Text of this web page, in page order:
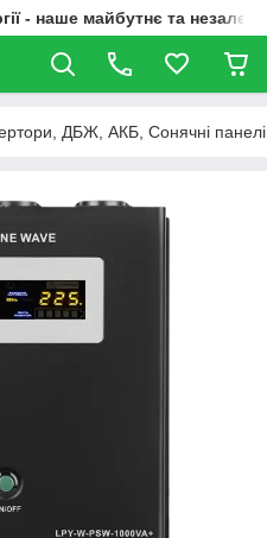
- наше майбутнє та
ДБЖ, АКБ, Сонячні